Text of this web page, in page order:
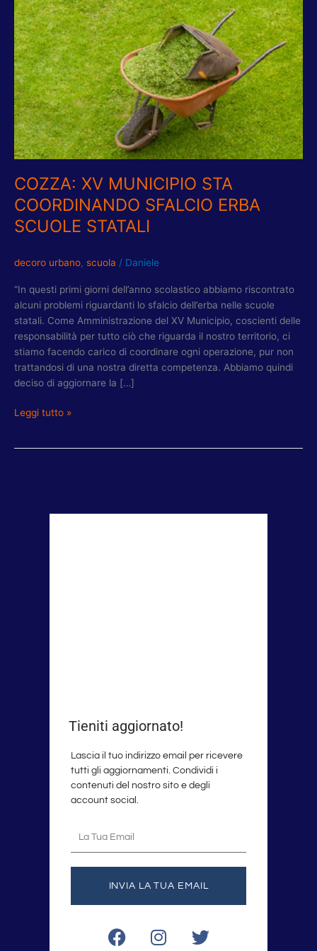
COZZA: XV MUNICIPIO STA
COORDINANDO SFALCIO ERBA
SCUOLE STATALI
decoro urbano, scuola / Daniele
“In questi primi giorni dell’anno scolastico abbiamo riscontrato
alcuni problemi riguardanti lo sfalcio dell’erba nelle scuole
statali. Come Amministrazione del XV Municipio, coscienti delle
responsabilità per tutto ciò che riguarda il nostro territorio, ci
stiamo facendo carico di coordinare ogni operazione, pur non
trattandosi di una nostra diretta competenza. Abbiamo quindi
deciso di aggiornare la […]
COORDINANDO
SFALCIO
ERBA
SCUOLE
STATALI
Leggi tutto »
Tieniti aggiornato!
Lascia il tuo indirizzo email per ricevere
tutti gli aggiornamenti. Condividi i
contenuti del nostro sito e degli
account social.
INVIA LA TUA EMAIL
F
a
I
n
T
w